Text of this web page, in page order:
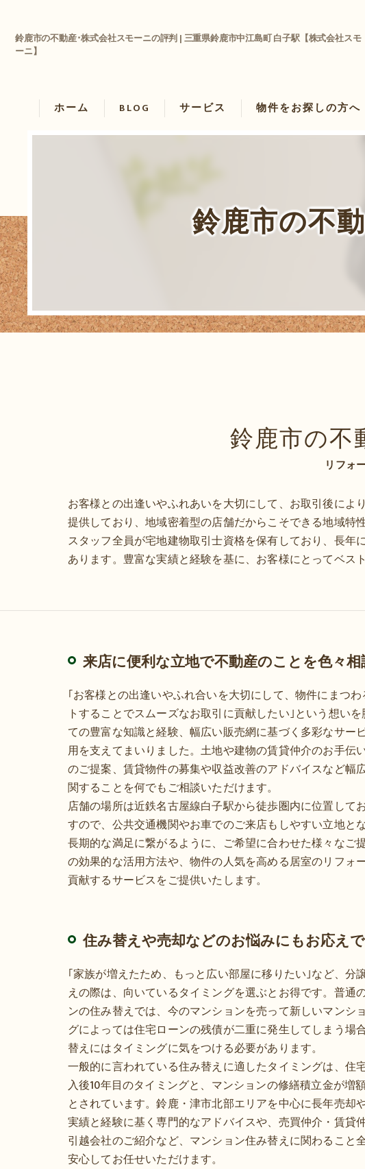
鈴鹿市の不動産･株式会社スモーニの評判 | 三重県鈴鹿市中江島町 白子駅【株式会社スモ
ーニ】
ホーム BLOG サービス 物件をお探しの方へ
鈴鹿市の不
リフォ
鈴鹿市の不
お客様との出逢いやふれあいを大切にして、お取引後に
提供しており、地域密着型の店舗だからこそできる地域特
スタッフ全員が宅地建物取引士資格を保有しており、長
あります。豊富な実績と経験を基に、お客様にとってベス
来店に便利な立地で不動産のことを色々
｢お客様との出逢いやふれ合いを大切にして、物件にまつ
トすることでスムーズなお取引に貢献したい｣という想い
ての豊富な知識と経験、幅広い販売網に基づく多彩なサー
用を支えてまいりました。土地や建物の賃貸仲介のお手伝
のご提案、賃貸物件の募集や収益改善のアドバイスなど幅
関することを何でもご相談いただけます。
店舗の場所は近鉄名古屋線白子駅から徒歩圏内に位置して
すので、公共交通機関やお車でのご来店もしやすい立地と
長期的な満足に繋がるように、ご希望に合わせた様々なご
の効果的な活用方法や、物件の人気を高める居室のリフォ
貢献するサービスをご提供いたします。
住み替えや売却などのお悩みにもお応え
｢家族が増えたため、もっと広い部屋に移りたい｣など、分
えの際は、向いているタイミングを選ぶとお得です。普通
ンの住み替えでは、今のマンションを売って新しいマンシ
グによっては住宅ローンの残債が二重に発生してしまう場
替えにはタイミングに気をつける必要があります。
一般的に言われている住み替えに適したタイミングは、住
入後10年目のタイミングと、マンションの修繕積立金が増
とされています。鈴鹿・津市北部エリアを中心に長年売却
実績と経験に基く専門的なアドバイスや、売買仲介・賃貸
引越会社のご紹介など、マンション住み替えに関わること
安心してお任せいただけます。